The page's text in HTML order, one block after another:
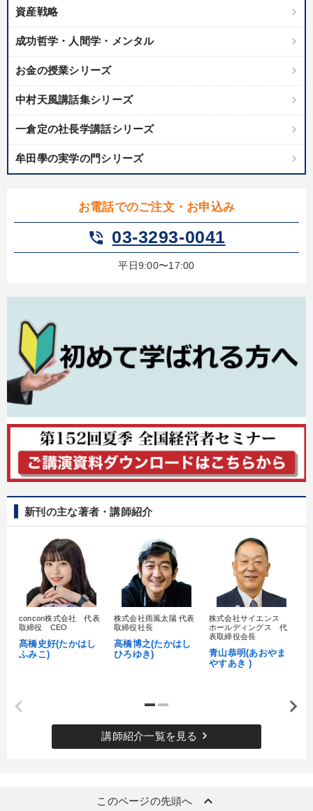
キーワード
地方企業の勝ち方 多角化・新規事業
ブランディング 商品開発
※「更新」を押すと「テーマ」「キーワード」を更新いただけます。
ondemand_video 経営音声・動画を探す 更新する
カテゴリー
2026年春季全国経営者セミナー収録講演ＣＤ・講演ＤＶＤ・デジ
タル版（音声／動画ストリーミング・ダウンロード）
井上和弘の財務力UP
2025年春季全国経営者セミナー収録講演ＣＤ・講演ＤＶＤ・デジ
タル版（音声／動画ストリーミング・ダウンロード）
改善・生産性向上
経営者のための《音声・動画で学ぶ》講演シリーズ
【1月】音声・映像 経営リーダーの考え方と戦略を学ぶ
財務・数字力の向上 財務・数字力の向上
社員研修を行いたい パフォーマンス向上
販売力を強化したい 財務・数字力の向上
リピート
労務問題・リスク対策
資産戦略
成功哲学・人間学・メンタル
お金の授業シリーズ
中村天風講話集シリーズ
一倉定の社長学講話シリーズ
牟田學の実学の門シリーズ
お電話でのご注文・お申込み
phone_in_talk 03-3293-0041
平日9:00〜17:00
新刊の主な著者・講師紹介
concon株式会社 代表
取締役 CEO
髙橋史好(たかはし
ふみこ)
株式会社雨風太陽 代表
取締役社長
高橋博之(たかはし
ひろゆき)
株式会社サイエンス
ホールディングス 代
表取締役会長
青山恭明(あおやま
やすあき )
講師紹介一覧を見る keyboard_arrow_right
このページの先頭へ keyboard_arrow_up